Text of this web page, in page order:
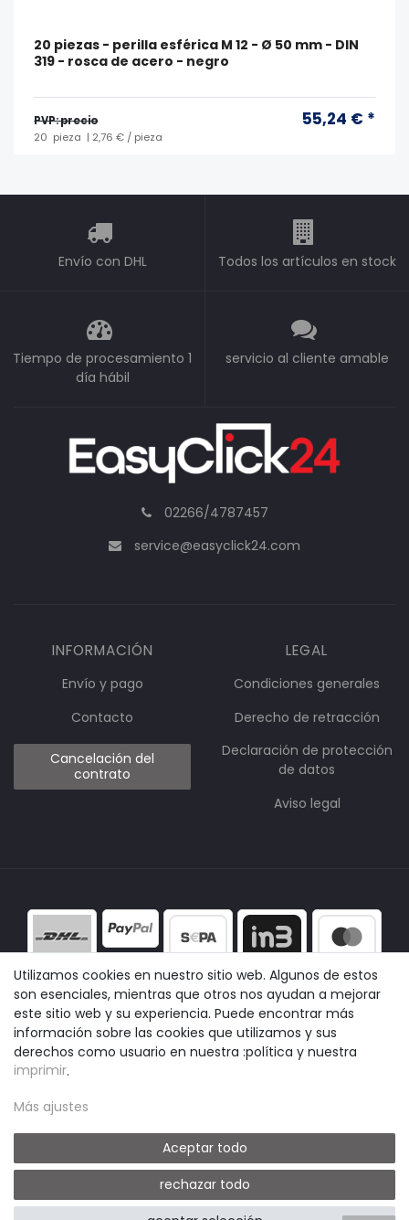
20 piezas - perilla esférica M 12 - Ø 50 mm - DIN
319 - rosca de acero - negro
PVP: precio 55,24 € *
20 pieza | 2,76 € / pieza
Envío con DHL Todos los artículos en stock
Tiempo de procesamiento 1
día hábil
servicio al cliente amable
02266/4787457
service@easyclick24.com
INFORMACIÓN
Envío y pago
Contacto
Cancelación del
contrato
LEGAL
Condiciones generales
Derecho de retracción
Declaración de protección
de datos
Aviso legal
© easyclick24|Design by neoprisma
Utilizamos cookies en nuestro sitio web. Algunos de estos
son esenciales, mientras que otros nos ayudan a mejorar
este sitio web y su experiencia. Puede encontrar más
información sobre las cookies que utilizamos y sus
derechos como usuario en nuestra :política y nuestra
imprimir.
Más ajustes
Aceptar todo
rechazar todo